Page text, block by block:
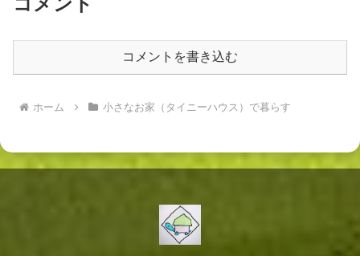
コメントを書き込む
ホーム 小さなお家（タイニーハウス）で暮らす